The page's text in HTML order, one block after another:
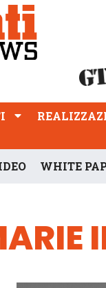
REALIZZAZIONI
WHITE